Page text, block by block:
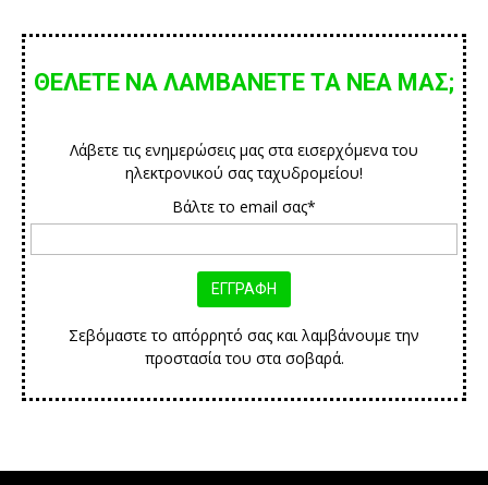
ΘΕΛΕΤΕ ΝΑ ΛΑΜΒΑΝΕΤΕ ΤΑ ΝΕΑ ΜΑΣ;
Λάβετε τις ενημερώσεις μας στα εισερχόμενα του
ηλεκτρονικού σας ταχυδρομείου!
Βάλτε το email σας*
Σεβόμαστε το απόρρητό σας και λαμβάνουμε την
προστασία του στα σοβαρά.